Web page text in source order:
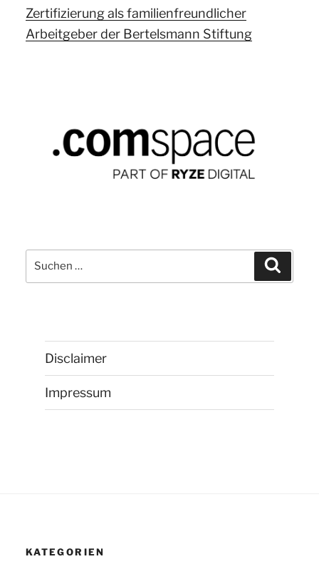
Zertifizierung als familienfreundlicher
Arbeitgeber der Bertelsmann Stiftung
Suchen
nach:
Disclaimer
Impressum
KATEGORIEN